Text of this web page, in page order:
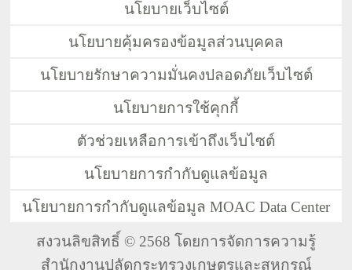
สงวนลิขสิทธิ์ © 2568 โดยการจัดการความรู้
สำนักงานปลัดกระทรวงเกษตรและสหกรณ์
นโยบายเว็บไซต์
นโยบายคุ้มครองข้อมูลส่วนบุคคล
นโยบายรักษาความมั่นคงปลอดภัยเว็บไซต์
นโยบายการใช้คุกกี้
ตัวช่วยเหลือการเข้าถึงเว็บไซต์
นโยบายการกำกับดูแลข้อมูล
นโยบายการกำกับดูแลข้อมูล MOAC Data Center